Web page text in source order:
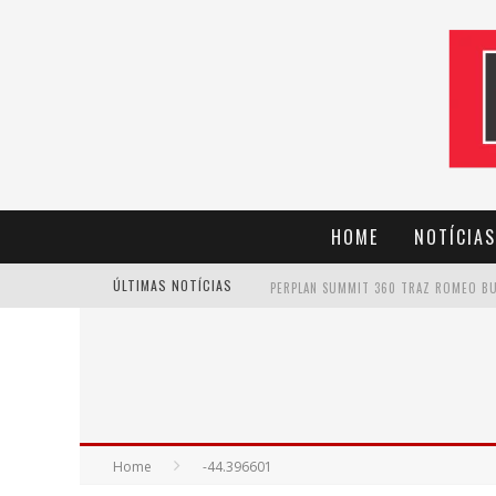
HOME NOTÍCIAS
ÚLTIMAS NOTÍCIAS
Home -44.396601